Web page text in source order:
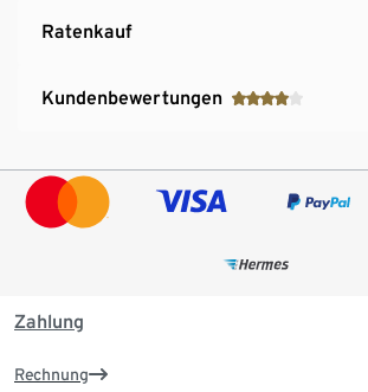
Ratenkauf
Kundenbewertungen
Zahlung
Rechnung